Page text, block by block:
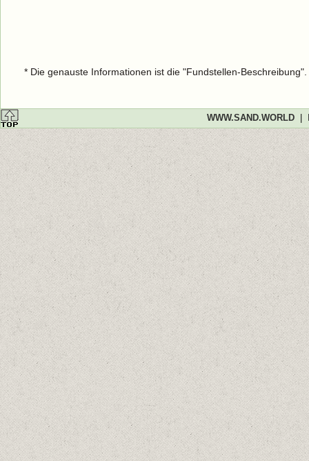
* Die genauste Informationen ist die "Fundstellen-
WWW.SAND.WORLD|